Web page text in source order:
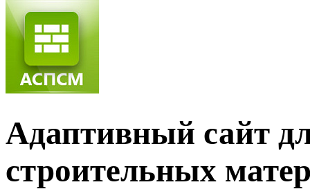
Адаптивный сайт
строительных